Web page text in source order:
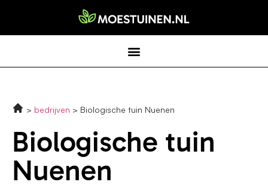
bedrijven Biologische tuin Nuenen
Biologische tuin
Nuenen